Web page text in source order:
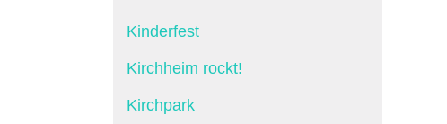
Kinderfest
Kirchheim rockt!
Kirchpark